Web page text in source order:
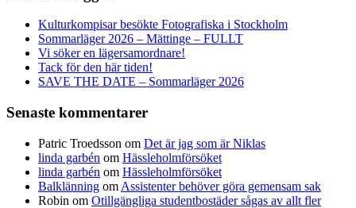
Kulturkompisar besökte Fotografiska i Stockholm
Sommarläger 2026 – Mättinge – FULLT
Vi söker en lägersamordnare!
Tack för den här tiden!
SAVE THE DATE – Sommarläger 2026
Senaste kommentarer
Patric Troedsson om Det är jag som är Niklas
linda garbén om Hässleholmförsöket
linda garbén om Hässleholmförsöket
Balklänning om Assistenter behöver göra gemensam sak
Robin om Otillgängliga studentbostäder sågas av allt fler